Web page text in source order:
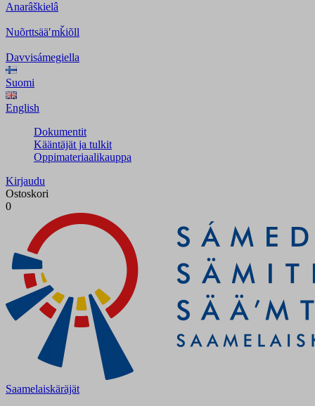
Anarâškielâ
Nuõrttsääʹmǩiõll
Davvisámegiella
Suomi
English
Dokumentit
Kääntäjät ja tulkit
Oppimateriaalikauppa
Kirjaudu
Ostoskori
0
Saamelaiskäräjät